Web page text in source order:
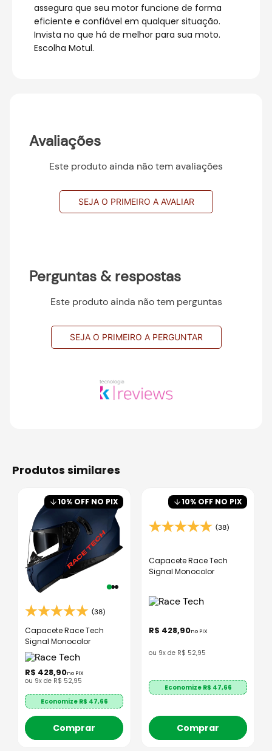
assegura que seu motor funcione de forma
eficiente e confiável em qualquer situação.
Invista no que há de melhor para sua moto.
Escolha Motul.
Avaliações
Este produto ainda não tem avaliações
SEJA O PRIMEIRO A AVALIAR
Perguntas & respostas
Este produto ainda não tem perguntas
SEJA O PRIMEIRO A PERGUNTAR
produtos similares
10% OFF NO PIX
(38)
Capacete Race Tech
Signal Monocolor
R$ 428,90no PIX
ou 9x de R$ 52,95
Economize R$ 47,66
Comprar
10% OFF NO PIX
(38)
Capacete Race Tech
Signal Monocolor
R$ 428,90no PIX
ou 9x de R$ 52,95
Economize R$ 47,66
Comprar